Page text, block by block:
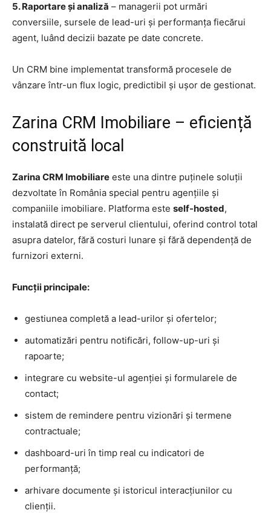
5. Raportare și analiză – managerii pot urmări
conversiile, sursele de lead-uri și performanța fiecărui
agent, luând decizii bazate pe date concrete.
Un CRM bine implementat transformă procesele de
vânzare într-un flux logic, predictibil și ușor de gestionat.
Zarina CRM Imobiliare – eficiență
construită local
Zarina CRM Imobiliare este una dintre puținele soluții
dezvoltate în România special pentru agențiile și
companiile imobiliare. Platforma este self-hosted,
instalată direct pe serverul clientului, oferind control total
asupra datelor, fără costuri lunare și fără dependență de
furnizori externi.
Funcții principale:
gestiunea completă a lead-urilor și ofertelor;
automatizări pentru notificări, follow-up-uri și
rapoarte;
integrare cu website-ul agenției și formularele de
contact;
sistem de remindere pentru vizionări și termene
contractuale;
dashboard-uri în timp real cu indicatori de
performanță;
arhivare documente și istoricul interacțiunilor cu
clienții.